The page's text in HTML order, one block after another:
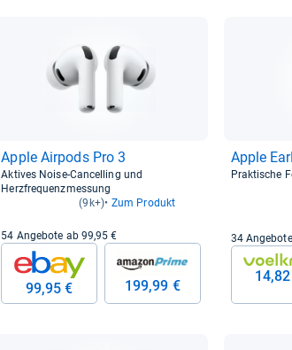
Apple Air­pods Pro 3
Aktives Noise-Cancelling und
Herzfrequenzmessung
(9k+) Zum Produkt
54 Angebote ab 99,95 €
99,95 € 199,99 €
Apple
Praktische
34